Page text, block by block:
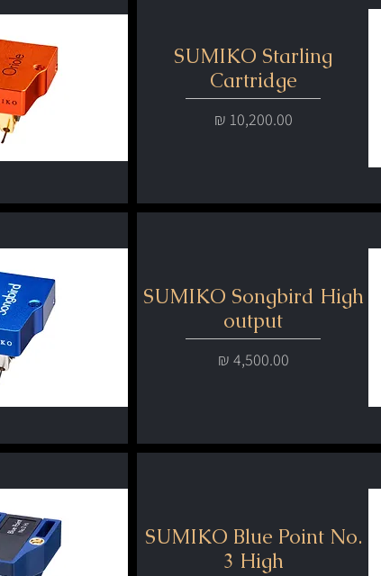
SUMIKO Starling
Cartridge
מחיר
SUMIKO Songbird High
output
מחיר
SUMIKO Blue Point No.
3 High